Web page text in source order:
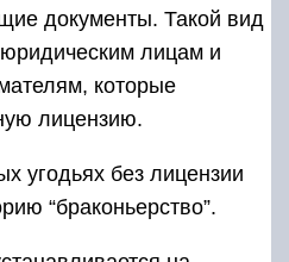
документы. Такой вид
юридическим лицам и
которые
лицензию.
угодьях без лицензии
“браконьерство”.